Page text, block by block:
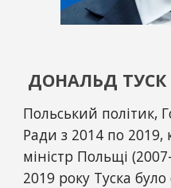
ДОНАЛЬД ТУСК
Польський політик,
Ради з 2014 по
міністр Польщі
2019 року Туска